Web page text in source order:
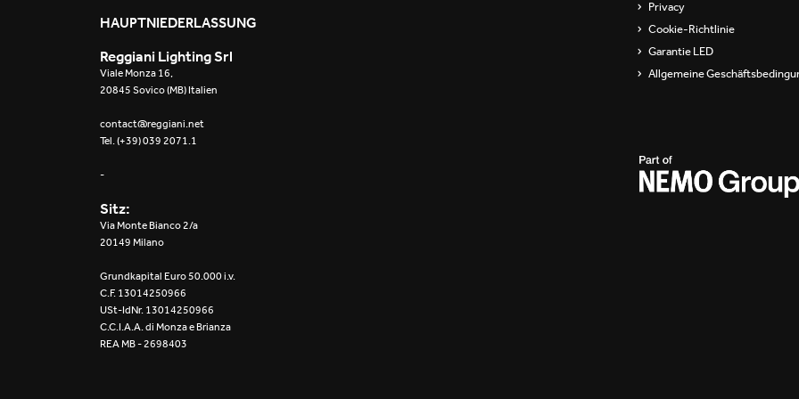
Mosaico Easy-IOS
Re Low LED
Unit 1X
Unit Channel
Yori Channel
Yori Channel Arm
HAUPTNIEDERLASSUNG
Reggiani Lighting Srl
Viale Monza 16,
20845 Sovico (MB) Italien
contact@reggiani.net
Tel. (+39) 039 2071.1
-
Sitz:
Via Monte Bianco 2/a
20149 Milano
Grundkapital Euro 50.000 i.v.
C.F. 13014250966
USt-IdNr. 13014250966
C.C.I.A.A. di Monza e Brianza
REA MB - 2698403
Privacy
Cookie-Richtlinie
Garantie LED
Allgemeine